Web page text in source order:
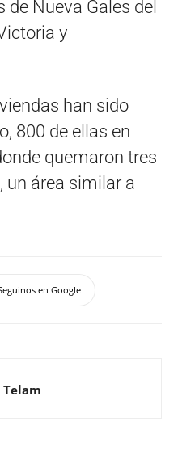
Nueva Gales del
y
han sido
800 de ellas en
quemaron tres
un área similar a
en Google
Telam